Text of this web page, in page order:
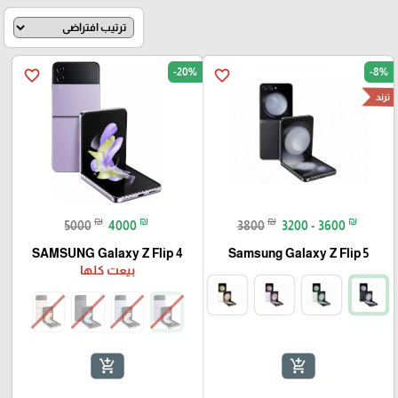
favorite_border -8%
ترند
3800 ₪ 3200 - 3600 ₪
Samsung Galaxy Z Flip 5
add_shopping_cart
favorite_border -20%
5000 ₪ 4000 ₪
SAMSUNG Galaxy Z Flip 4
بيعت كلها
add_shopping_cart